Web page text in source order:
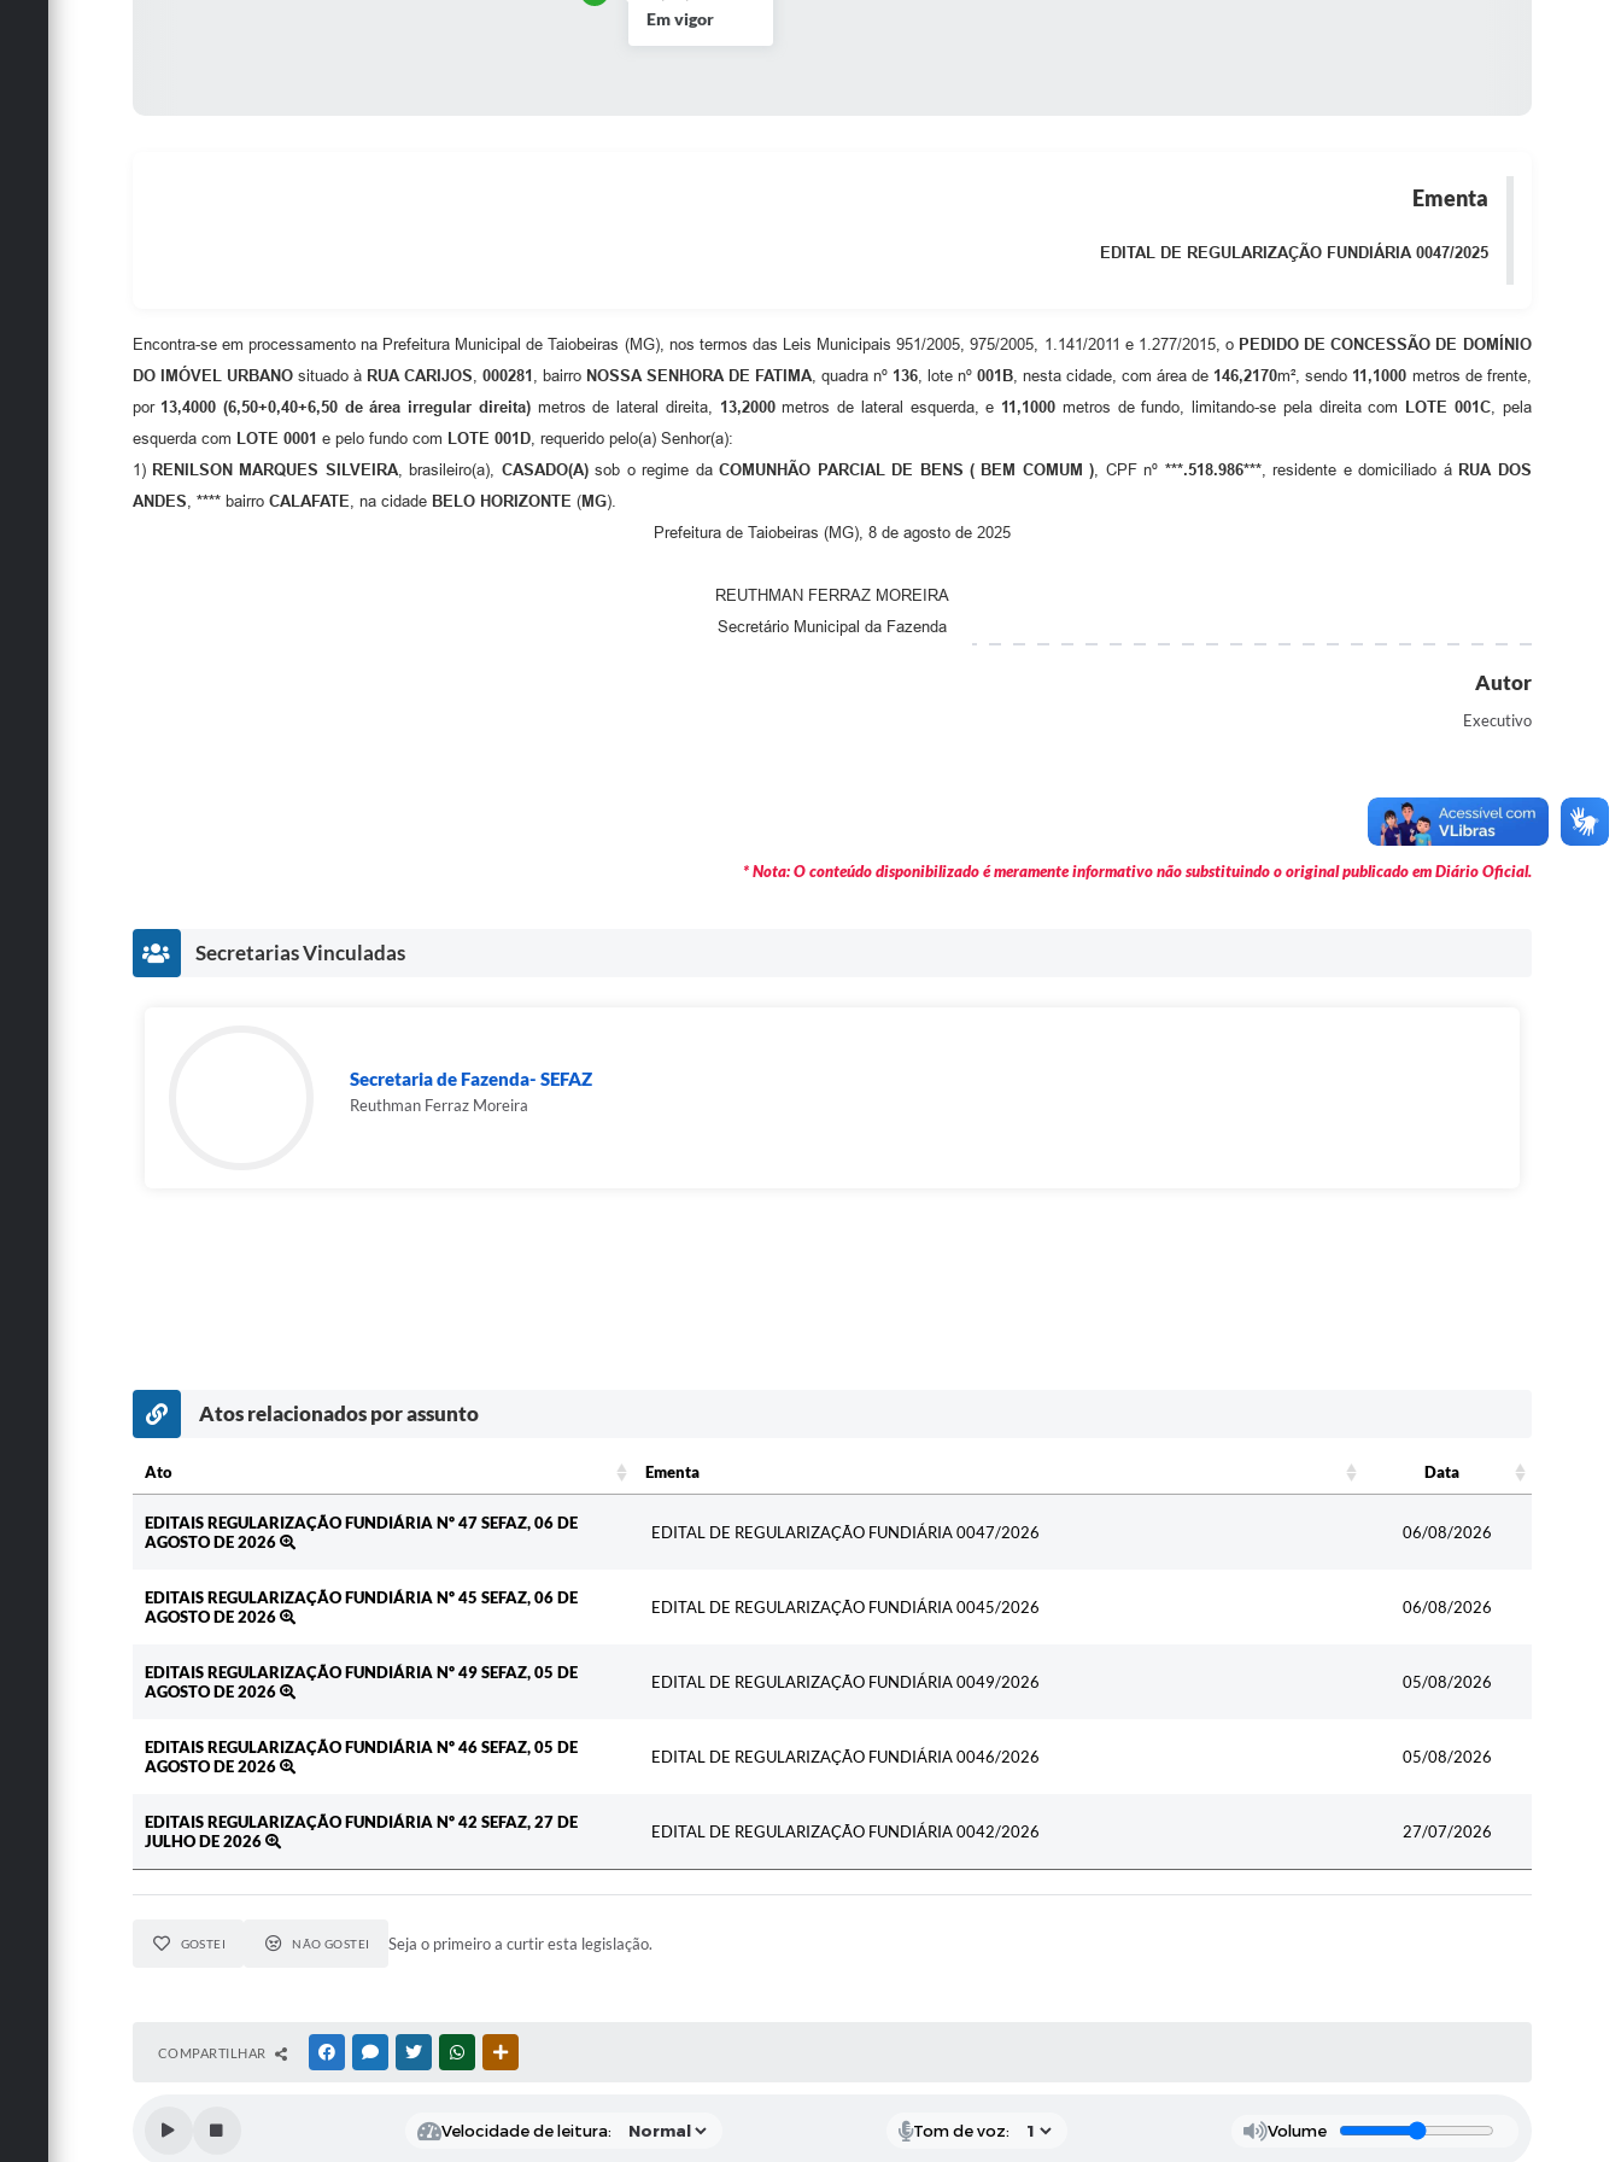
Em vigor
Ementa
EDITAL DE REGULARIZAÇÃO FUNDIÁRIA 0047/2025
Encontra-se em processamento na Prefeitura Municipal de Taiobeiras (MG), nos termos das Leis Municipais 951/2005, 975/2005, 1.141/2011 e 1.277/2015, o PEDIDO DE CONCESSÃO DE DOMÍNIO
DO IMÓVEL URBANO situado à RUA CARIJOS, 000281 , bairro NOSSA SENHORA DE FATIMA, quadra nº 136, lote nº001B, nesta cidade, com área de 146,2170m², sendo 11,1000 metros de frente,
por 13,4000 (6,50+0,40+6,50 de área irregular direita)metros de lateral direita, 13,2000metros de lateral esquerda, e 11,1000 metros de fundo, limitando-se pela direita com LOTE 001C, pela
esquerda com LOTE 0001 e pelo fundo com LOTE 001D, requerido pelo(a) Senhor(a):
1) RENILSON MARQUES SILVEIRA, brasileiro(a), CASADO(A)sob o regime daCOMUNHÃO PARCIAL DE BENS ( BEM COMUM ), CPF nº ***.518.986***, residente e domiciliado á RUA DOS
ANDES, ****bairro CALAFATE, na cidade BELO HORIZONTE (MG).
Prefeitura de Taiobeiras (MG), 8 de agosto de 2025
REUTHMAN FERRAZ MOREIRA
Secretário Municipal da Fazenda
Autor
Executivo
* Nota: O conteúdo disponibilizado é meramente informativo não substituindo o original publicado em Diário Oficial.
Secretarias Vinculadas
Secretaria de Fazenda- SEFAZ
Reuthman Ferraz Moreira
Atos relacionados por assunto
Ato Ementa
Data
EDITAIS REGULARIZAÇÃO FUNDIÁRIA Nº 47 SEFAZ, 06 DE
AGOSTO DE 2026
EDITAL DE REGULARIZAÇÃO FUNDIÁRIA 0047/2026 06/08/2026
EDITAIS REGULARIZAÇÃO FUNDIÁRIA Nº 45 SEFAZ, 06 DE
AGOSTO DE 2026
EDITAL DE REGULARIZAÇÃO FUNDIÁRIA 0045/2026 06/08/2026
EDITAIS REGULARIZAÇÃO FUNDIÁRIA Nº 49 SEFAZ, 05 DE
AGOSTO DE 2026
EDITAL DE REGULARIZAÇÃO FUNDIÁRIA 0049/2026 05/08/2026
EDITAIS REGULARIZAÇÃO FUNDIÁRIA Nº 46 SEFAZ, 05 DE
AGOSTO DE 2026
EDITAL DE REGULARIZAÇÃO FUNDIÁRIA 0046/2026 05/08/2026
EDITAIS REGULARIZAÇÃO FUNDIÁRIA Nº 42 SEFAZ, 27 DE
JULHO DE 2026
EDITAL DE REGULARIZAÇÃO FUNDIÁRIA 0042/2026 27/07/2026
GOSTEI NÃO GOSTEI Seja o primeiro a curtir esta legislação.
COMPARTILHAR FACEBOOKMESSENGER
TWITTERWHATSAPP
Velocidade de leitura: Tom de voz: Volume